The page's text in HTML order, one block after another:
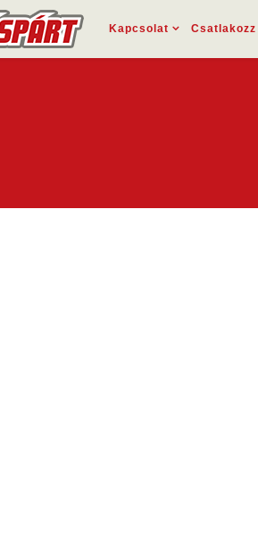
Kapcsolat Csatlakozz